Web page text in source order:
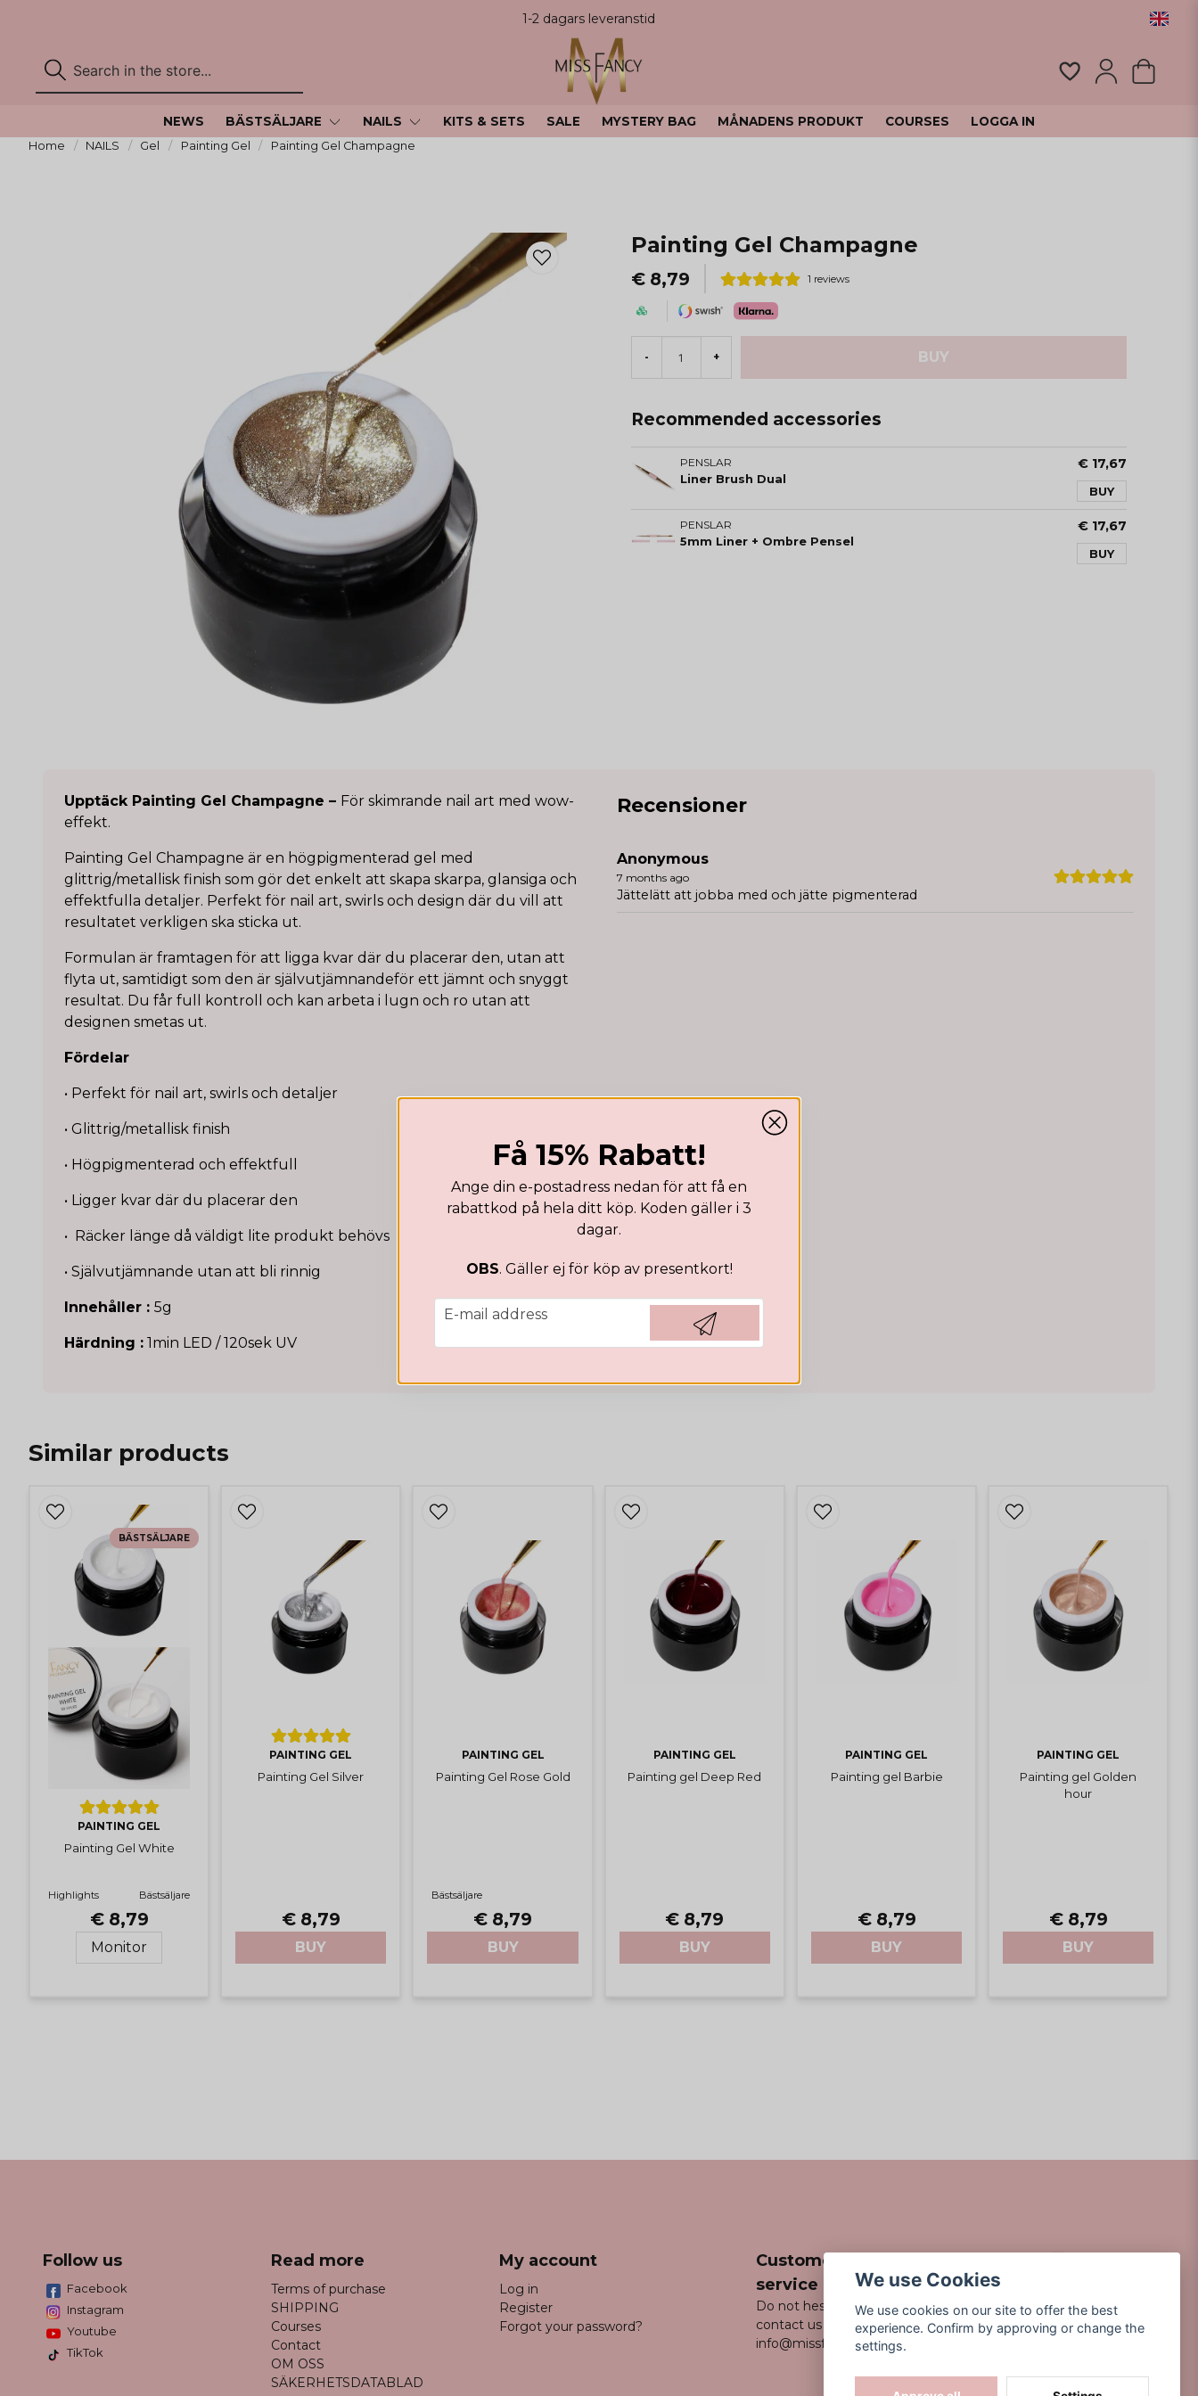
1-2 dagars leveranstid
NEWS BÄSTSÄLJARE NAILS KITS & SETS SALE MYSTERY BAG MÅNADENS PRODUKT COURSES LOGGA IN
Home NAILS Gel Painting Gel Painting Gel Champagne
Painting Gel Champagne
€ 8,79 1 reviews
- + BUY
Recommended accessories
PENSLAR
Liner Brush Dual
€ 17,67
BUY
PENSLAR
5mm Liner + Ombre Pensel
€ 17,67
BUY
Upptäck Painting Gel Champagne – För skimrande nail art med wow-
effekt.
Painting Gel Champagne är en högpigmenterad gel med
glittrig/metallisk finish som gör det enkelt att skapa skarpa, glansiga och
effektfulla detaljer. Perfekt för nail art, swirls och design där du vill att
resultatet verkligen ska sticka ut.
Formulan är framtagen för att ligga kvar där du placerar den, utan att
flyta ut, samtidigt som den är självutjämnandeför ett jämnt och snyggt
resultat. Du får full kontroll och kan arbeta i lugn och ro utan att
designen smetas ut.
Fördelar
• Perfekt för nail art, swirls och detaljer
• Glittrig/metallisk finish
• Högpigmenterad och effektfull
• Ligger kvar där du placerar den
• Räcker länge då väldigt lite produkt behövs
• Självutjämnande utan att bli rinnig
Innehåller : 5g
Härdning : 1min LED / 120sek UV
Recensioner
Anonymous
7 months ago
Jättelätt att jobba med och jätte pigmenterad
Similar products
PAINTING GEL
Painting Gel White
Highlights Bästsäljare
€ 8,79
Monitor
BÄSTSÄLJARE
PAINTING GEL
Painting Gel Silver
€ 8,79
BUY
PAINTING GEL
Painting Gel Rose Gold
Bästsäljare
€ 8,79
BUY
PAINTING GEL
Painting gel Deep Red
€ 8,79
BUY
PAINTING GEL
Painting gel Barbie
€ 8,79
BUY
PAINTING GEL
Painting gel Golden
hour
€ 8,79
BUY
Få 15% Rabatt!
Ange din e-postadress nedan för att få en
rabattkod på hela ditt köp. Koden gäller i 3
dagar.
OBS. Gäller ej för köp av presentkort!
email
E-mail address
Hämta kod
Follow us
Facebook
Instagram
Youtube
TikTok
Read more
Terms of purchase
SHIPPING
Courses
Contact
OM OSS
SÄKERHETSDATABLAD
My account
Log in
Register
Forgot your password?
Customer
service
Do not hesitate to
contact us via email
info@missfancy.se
We use Cookies
We use cookies on our site to offer the best
experience. Confirm by approving or change the
settings.